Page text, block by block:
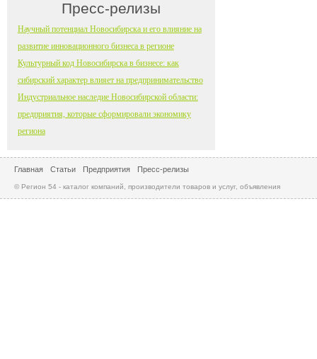
Пресс-релизы
Научный потенциал Новосибирска и его влияние на
развитие инновационного бизнеса в регионе
Культурный код Новосибирска в бизнесе: как
сибирский характер влияет на предпринимательство
Индустриальное наследие Новосибирской области:
предприятия, которые сформировали экономику
региона
Главная Статьи Предприятия Пресс-релизы
© Регион 54 - каталог компаний, производители товаров и услуг, объявления